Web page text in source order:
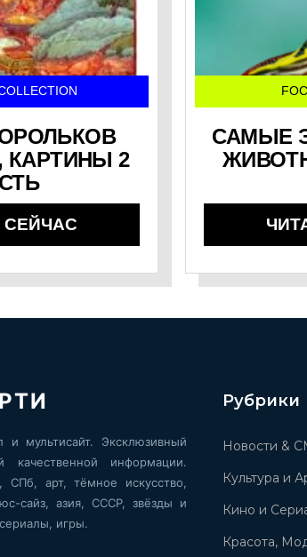
КАРТИНЫ 2
СЕЙЧАС
САМЫЕ
и мультисайт. Эксклюзивный
качественной информации.
СПб, арт, тёмное искусство,
сайз, азия, СССР, звёзды и
игры.
Рубрики
Новости &
Культура и
Кино и
Красота,